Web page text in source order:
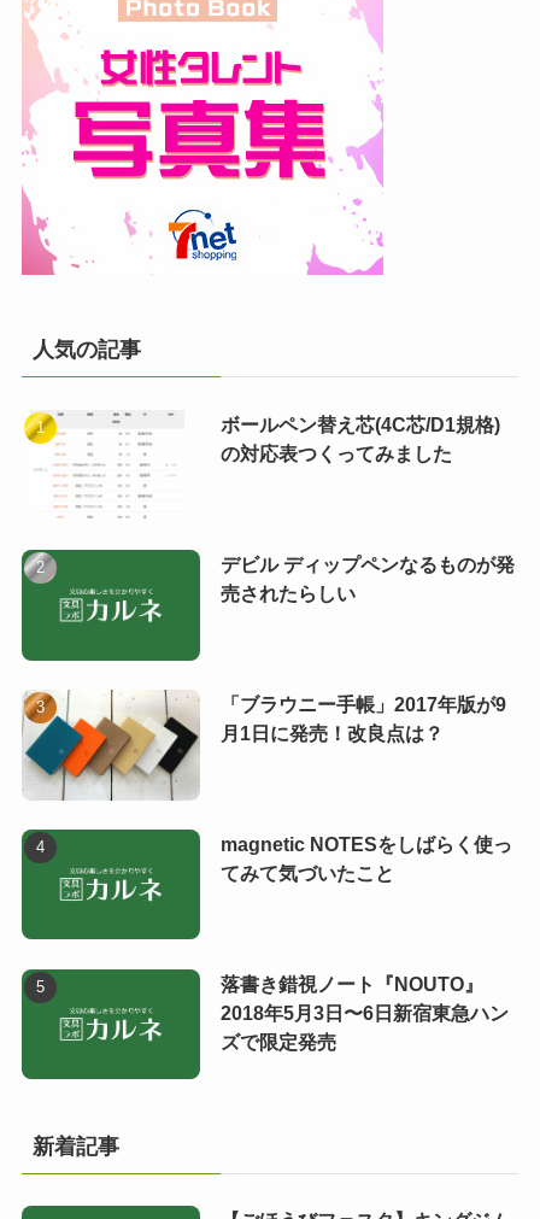
人気の記事
ボールペン替え芯(4C芯/D1規格)
の対応表つくってみました
デビル ディップペンなるものが発
売されたらしい
「ブラウニー手帳」2017年版が9
月1日に発売！改良点は？
magnetic NOTESをしばらく使っ
てみて気づいたこと
落書き錯視ノート『NOUTO』
2018年5月3日〜6日新宿東急ハン
ズで限定発売
新着記事